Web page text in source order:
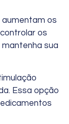
aumentam os
os
sua
Essa opção